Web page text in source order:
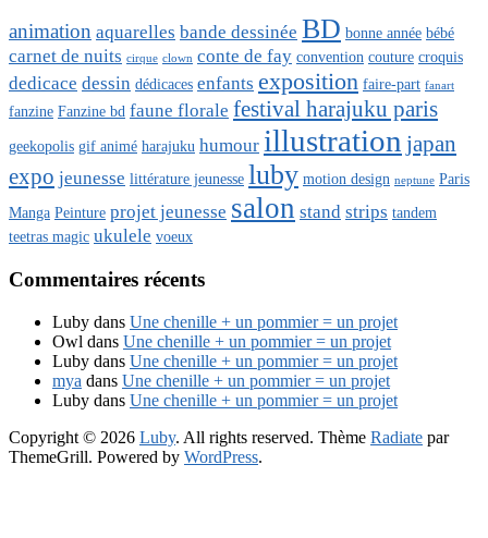
animation aquarelles bande dessinée BD bonne année bébé
carnet de nuits cirque clown conte de fay convention couture croquis
dedicace dessin dédicaces enfants exposition faire-part fanart
fanzine Fanzine bd faune florale festival harajuku paris
geekopolis gif animé harajuku humour illustration japan
expo jeunesse littérature jeunesse luby motion design neptune Paris
Manga Peinture projet jeunesse salon stand strips tandem
teetras magic ukulele voeux
Commentaires récents
Luby dans Une chenille + un pommier = un projet
Owl dans Une chenille + un pommier = un projet
Luby dans Une chenille + un pommier = un projet
mya dans Une chenille + un pommier = un projet
Luby dans Une chenille + un pommier = un projet
Copyright © 2026 Luby. All rights reserved. Thème Radiate par
ThemeGrill. Powered by WordPress.